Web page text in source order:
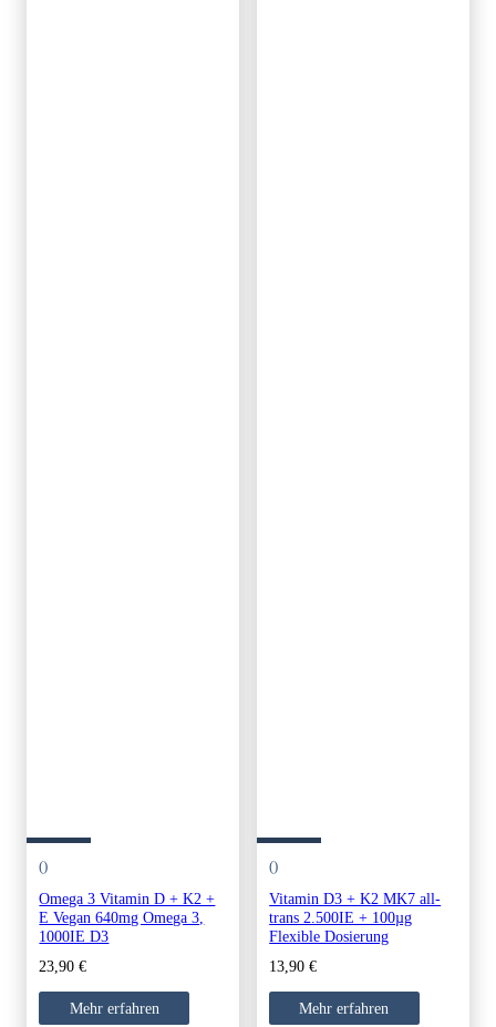
()
Omega 3 Vitamin D + K2 +
E Vegan 640mg Omega 3,
1000IE D3
23,90€
Mehr erfahren
()
Vitamin D3 + K2 MK7 all-
trans 2.500IE + 100µg
Flexible Dosierung
13,90€
Mehr erfahren